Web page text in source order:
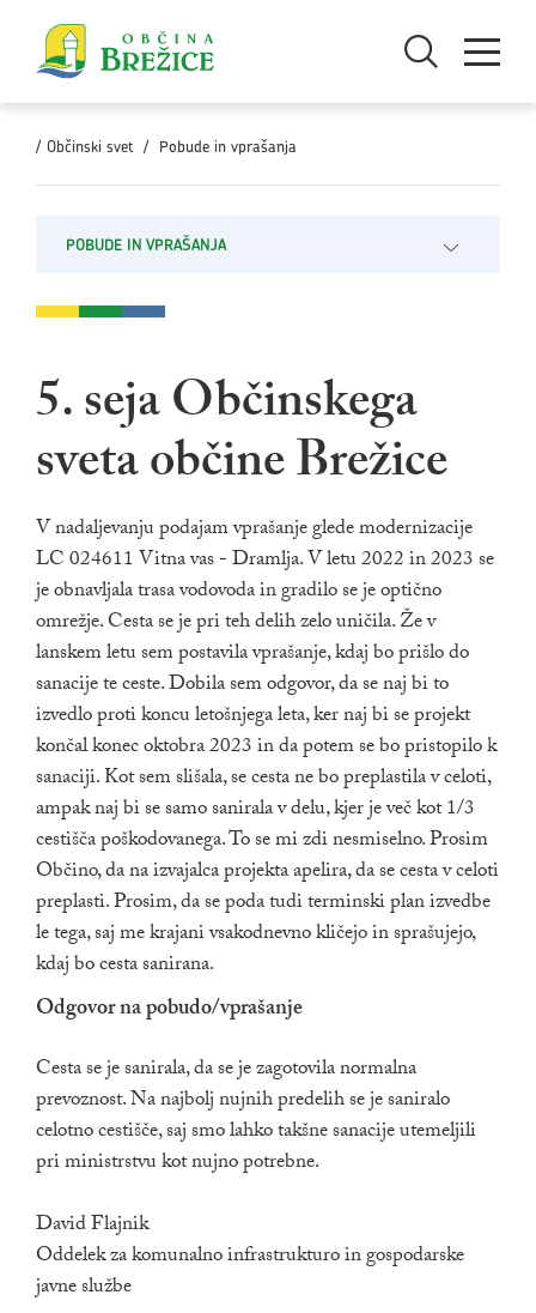
Odpri iskanjeOdpri meni
/ Občinski svet / Pobude in vprašanja
POBUDE IN VPRAŠANJA
5. seja Občinskega
sveta občine Brežice
V nadaljevanju podajam vprašanje glede modernizacije
LC 024611 Vitna vas - Dramlja. V letu 2022 in 2023 se
je obnavljala trasa vodovoda in gradilo se je optično
omrežje. Cesta se je pri teh delih zelo uničila. Že v
lanskem letu sem postavila vprašanje, kdaj bo prišlo do
sanacije te ceste. Dobila sem odgovor, da se naj bi to
izvedlo proti koncu letošnjega leta, ker naj bi se projekt
končal konec oktobra 2023 in da potem se bo pristopilo k
sanaciji. Kot sem slišala, se cesta ne bo preplastila v celoti,
ampak naj bi se samo sanirala v delu, kjer je več kot 1/3
cestišča poškodovanega. To se mi zdi nesmiselno. Prosim
Občino, da na izvajalca projekta apelira, da se cesta v celoti
preplasti. Prosim, da se poda tudi terminski plan izvedbe
le tega, saj me krajani vsakodnevno kličejo in sprašujejo,
kdaj bo cesta sanirana.
Odgovor na pobudo/vprašanje
Cesta se je sanirala, da se je zagotovila normalna
prevoznost. Na najbolj nujnih predelih se je saniralo
celotno cestišče, saj smo lahko takšne sanacije utemeljili
pri ministrstvu kot nujno potrebne.
David Flajnik
Oddelek za komunalno infrastrukturo in gospodarske
javne službe